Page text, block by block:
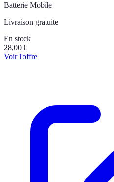
Batterie Mobile
Livraison gratuite
En stock
28,00 €
Voir l'offre